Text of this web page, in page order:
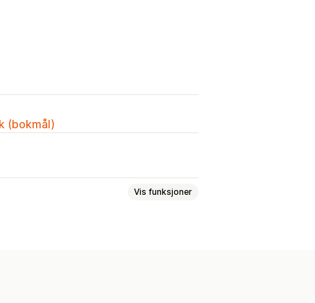
(bokmål)
Vis funksjoner